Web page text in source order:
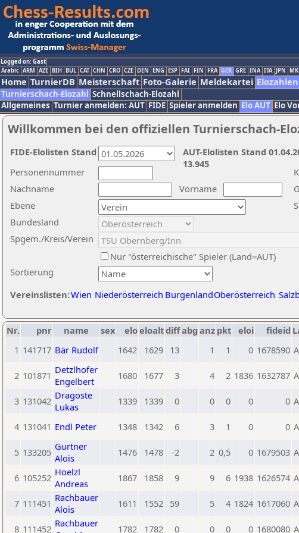
Logged on: Gast
Arabic ARM AZE BIH BUL CAT CHN CRO CZE DEN ENG ESP FAI FIN FRA GER GRE INA ITA JPN
Home TurnierDB Meisterschaft Foto-Galerie Meldekartei Elozahlen
Turnierschach-Elozahl Schnellschach-Elozahl
Allgemeines Turnier anmelden: AUT FIDE Spieler anmelden Elo AUT Elo
Willkommen bei den offiziellen Turnierschach-
Nachname
Vorname
Ebene
Sortierung
Personennummer
Bundesland
Spgem./Kreis/Verein
Nur "österreichische" Spieler (Land=AUT)
Vereinslisten:Wien Niederösterreich BurgenlandOberösterreich
AUT-Elolisten Stand
13.945
FIDE-Elolisten Stand
Nr. pnr name sex eloeloaltdiffabg anz pkt eloi fideid
1 141717 Bär Rudolf 1642 1629 13 1 1 0 1678590
2 101871 Detzlhofer
Engelbert
1680 1677 3 4 2 1836 1632787
3 131042 Dragoste
Lukas
1339 1339 0 0 0 0 0
4 131041 Endl Peter 1348 1342 6 3 1 0 0
5 133205 Gurtner
Alois
1476 1478 -2 2 0,5 0 1679503
6 105252 Hoelzl
Andreas
1867 1858 9 9 6 1938 1626574
7 111451 Rachbauer
Alois
1611 1552 59 5 4 1824 1617060
8 111452 Rachbauer
1782 1782 0 0 0 0 1680080